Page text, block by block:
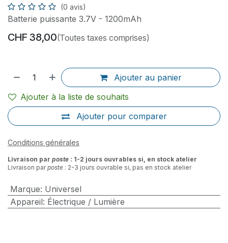
(0 avis)
Batterie puissante 3.7V - 1200mAh
CHF 38,00(Toutes taxes comprises)
Ajouter au panier
Ajouter pour comparer
Ajouter à la liste de souhaits
Conditions générales
Livraison par poste : 1-2 jours ouvrables si, en stock atelier
Livraison parposte : 2-3 jours ouvrable si, pas en stock atelier
Marque: Universel
Appareil: Électrique / Lumière